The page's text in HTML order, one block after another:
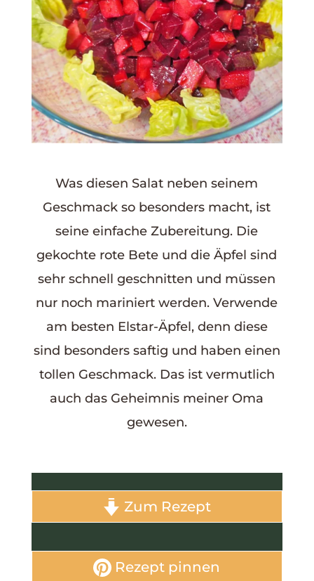
Was diesen Salat neben seinem
Geschmack so besonders macht, ist
seine einfache Zubereitung. Die
gekochte rote Bete und die Äpfel sind
sehr schnell geschnitten und müssen
nur noch mariniert werden. Verwende
am besten Elstar-Äpfel, denn diese
sind besonders saftig und haben einen
tollen Geschmack. Das ist vermutlich
auch das Geheimnis meiner Oma
gewesen.
Zum Rezept
Rezept pinnen